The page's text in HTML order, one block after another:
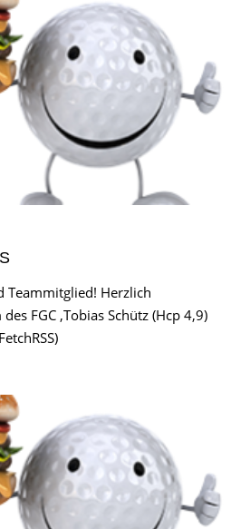
Teammitglied! Herzlich
FGC ,Tobias Schütz (Hcp 4,9)